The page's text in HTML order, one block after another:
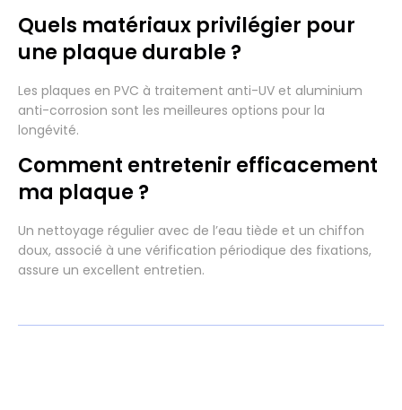
Quels matériaux privilégier pour
une plaque durable ?
Les plaques en PVC à traitement anti-UV et aluminium
anti-corrosion sont les meilleures options pour la
longévité.
Comment entretenir efficacement
ma plaque ?
Un nettoyage régulier avec de l’eau tiède et un chiffon
doux, associé à une vérification périodique des fixations,
assure un excellent entretien.